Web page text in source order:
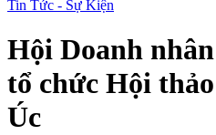
Tin Tức - Sự Kiện
Hội Doanh
tổ chức Hội
Úc